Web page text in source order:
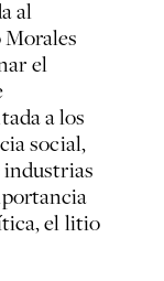
al
el
a los
social,
industrias
el litio